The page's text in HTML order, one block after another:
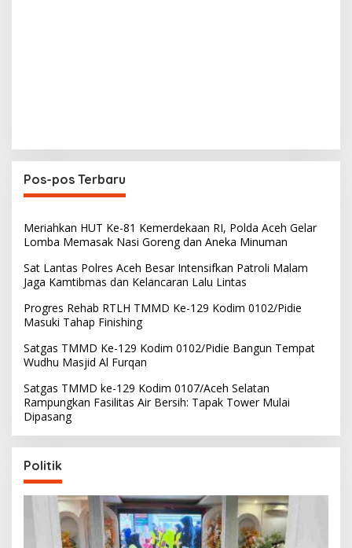
Pos-pos Terbaru
Meriahkan HUT Ke-81 Kemerdekaan RI, Polda Aceh Gelar
Lomba Memasak Nasi Goreng dan Aneka Minuman
Sat Lantas Polres Aceh Besar Intensifkan Patroli Malam
Jaga Kamtibmas dan Kelancaran Lalu Lintas
Progres Rehab RTLH TMMD Ke-129 Kodim 0102/Pidie
Masuki Tahap Finishing
Satgas TMMD Ke-129 Kodim 0102/Pidie Bangun Tempat
Wudhu Masjid Al Furqan
Satgas TMMD ke-129 Kodim 0107/Aceh Selatan
Rampungkan Fasilitas Air Bersih: Tapak Tower Mulai
Dipasang
Politik